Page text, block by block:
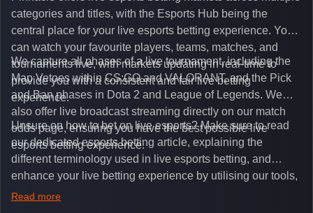
categories and titles, with the Esports Hub being the
central place for your live esports betting experience. You
can watch your favourite players, teams, matches, and
tournaments live, with markets updating in real-time to
provide you with a consistent and fair live betting
experience.
We capture all phases of a live tournament, including the
Map Vetoes within CS:GO and VALORANT, and the Pick
and Ban phases in Dota 2 and League of Legends. We
also offer live broadcast streaming directly on our match
odds page, ensuring you have the best possible live
esports betting experience.
Unsure on how to bet on live esports? Make sure to read
our dedicated esports betting article, explaining the
different terminology used in live esports betting, and
enhance your live betting experience by utilising our tools,
such as integrated live broadcasts, match and round
Read more